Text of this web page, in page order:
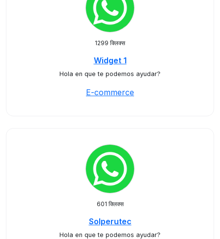
1299 क्लिक्स
Widget 1
Hola en que te podemos ayudar?
E-commerce
601 क्लिक्स
Solperutec
Hola en que te podemos ayudar?